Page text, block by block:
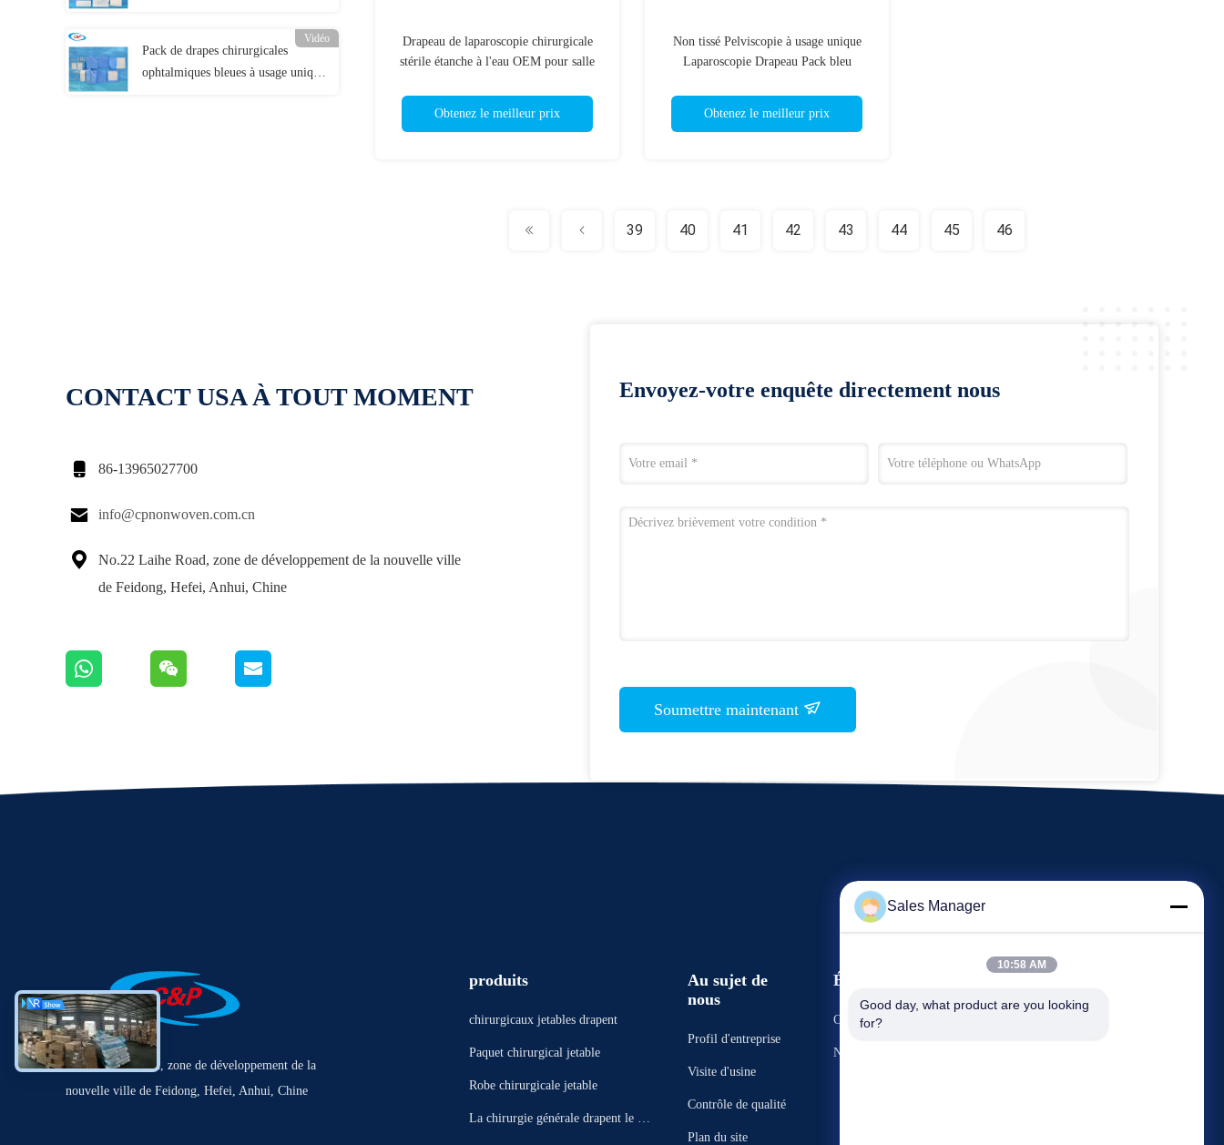
Vidéo
Pack de drapes chirurgicales
ophtalmiques bleues à usage unique
Drapeau de laparoscopie chirurgicale
stérile étanche à l'eau OEM pour salle
Obtenez le meilleur prix
Non tissé Pelviscopie à usage unique
Laparoscopie Drapeau Pack bleu
Obtenez le meilleur prix
39 40 41 42 43 44 45 46
CONTACT USA À TOUT MOMENT
 86-13965027700
 info@cpnonwoven.com.cn

No.22 Laihe Road, zone de développement de la nouvelle ville
de Feidong, Hefei, Anhui, Chine
Envoyez-votre enquête directement nous
Soumettre maintenant
No.22 Laihe Road, zone de développement de la
nouvelle ville de Feidong, Hefei, Anhui, Chine
produits
chirurgicaux jetables drapent
Paquet chirurgical jetable
Robe chirurgicale jetable
La chirurgie générale drapent le pa
Au sujet de
nous
Profil d'entreprise
Visite d'usine
Contrôle de qualité
Plan du site
Événements
Cas
Nouvelles
Sales Manager
10:58 AM
Good day, what product are you looking
for?